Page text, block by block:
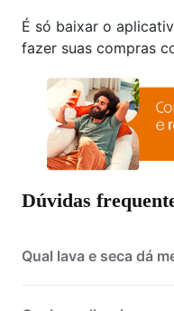
É só baixar o
fazer suas compras
Dúvidas
Qual lava e seca dá